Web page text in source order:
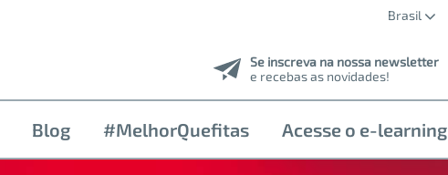
Brasil
Se inscreva na nossa newsletter
e recebas as novidades!
Blog #MelhorQuefitas Acesse o e-learning